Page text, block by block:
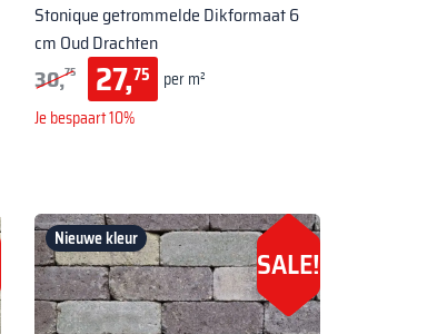
Stonique getrommelde Dikformaat 6
cm Oud Drachten
30,75 27,75
per m²
Je bespaart 10%
Nieuwe kleur
SALE!